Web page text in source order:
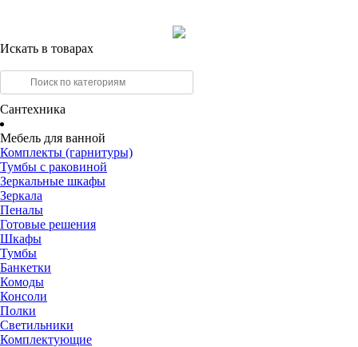
Искать в товарах
Сантехника
Мебель для ванной
Комплекты (гарнитуры)
Тумбы с раковиной
Зеркальные шкафы
Зеркала
Пеналы
Готовые решения
Шкафы
Тумбы
Банкетки
Комоды
Консоли
Полки
Светильники
Комплектующие